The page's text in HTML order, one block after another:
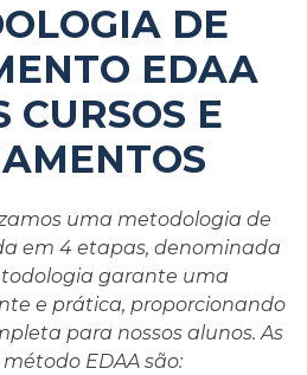
DE
EDAA
CURSOS E
uma metodologia de
em 4 etapas, denominada
garante uma
e prática, proporcionando
para nossos alunos. As
EDAA são: